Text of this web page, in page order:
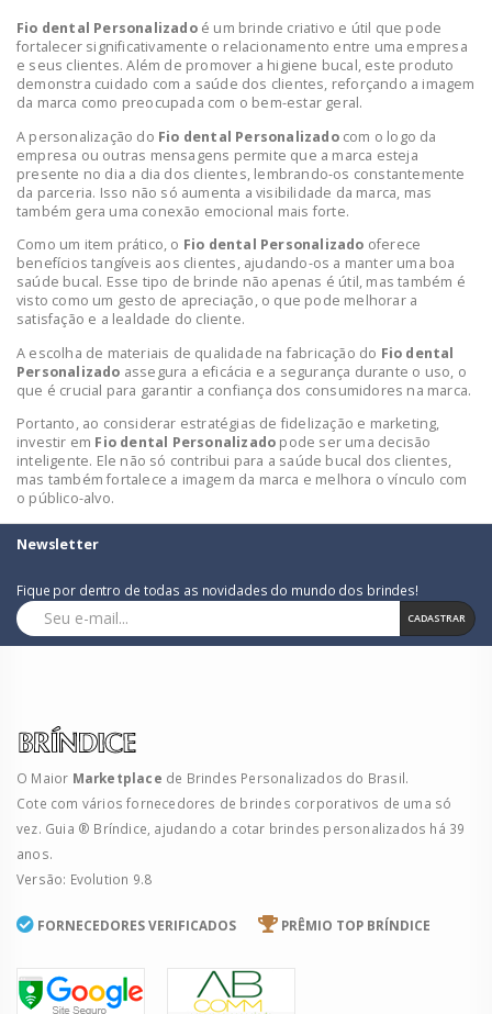
Fio dental Personalizadoé um brinde criativo e útil que pode
fortalecer significativamente o relacionamento entre uma empresa
e seus clientes. Além de promover a higiene bucal, este produto
demonstra cuidado com a saúde dos clientes, reforçando a imagem
da marca como preocupada com o bem-estar geral.
A personalização do Fio dental Personalizadocom o logo da
empresa ou outras mensagens permite que a marca esteja
presente no dia a dia dos clientes, lembrando-os constantemente
da parceria. Isso não só aumenta a visibilidade da marca, mas
também gera uma conexão emocional mais forte.
Como um item prático, o Fio dental Personalizado oferece
benefícios tangíveis aos clientes, ajudando-os a manter uma boa
saúde bucal. Esse tipo de brinde não apenas é útil, mas também é
visto como um gesto de apreciação, o que pode melhorar a
satisfação e a lealdade do cliente.
A escolha de materiais de qualidade na fabricação do Fio dental
Personalizado assegura a eficácia e a segurança durante o uso, o
que é crucial para garantir a confiança dos consumidores na marca.
Portanto, ao considerar estratégias de fidelização e marketing,
investir em Fio dental Personalizado pode ser uma decisão
inteligente. Ele não só contribui para a saúde bucal dos clientes,
mas também fortalece a imagem da marca e melhora o vínculo com
o público-alvo.
Newsletter
Fique por dentro de todas as novidades do mundo dos brindes!
CADASTRAR
O Maior Marketplace de Brindes Personalizados do Brasil.
Cote com vários fornecedores de brindes corporativos de uma só
vez. Guia ® Bríndice, ajudando a cotar brindes personalizados há 39
anos.
Versão: Evolution 9.8
FORNECEDORES VERIFICADOS PRÊMIO TOP BRÍNDICE